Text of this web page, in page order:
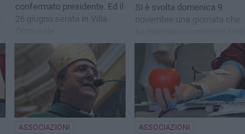
confermato presidente. Ed il
26 giugno serata in Villa
Si è svolta domenica 9
novembre una giornata che
ASSOCIAZIONI ASSOCIAZIONI